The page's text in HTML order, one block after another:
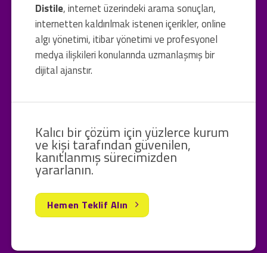
Distile, internet üzerindeki arama sonuçları,
internetten kaldırılmak istenen içerikler, online
algı yönetimi, itibar yönetimi ve profesyonel
medya ilişkileri konularında uzmanlaşmış bir
dijital ajanstır.
Kalıcı bir çözüm için yüzlerce kurum
ve kişi tarafından güvenilen,
kanıtlanmış sürecimizden
yararlanın.
Hemen Teklif Alın